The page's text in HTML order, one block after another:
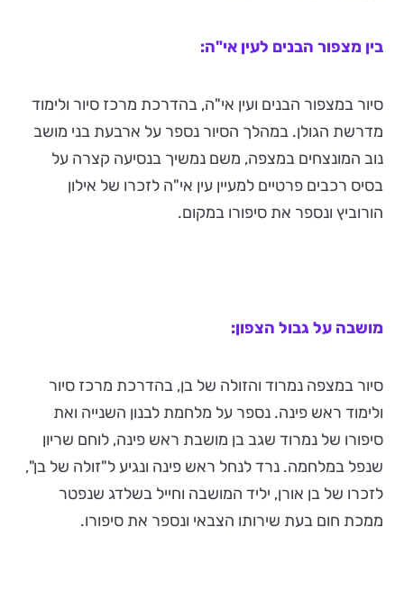
בין מצפור הבנים לעין אי"ה:
סיור במצפור הבנים ועין אי"ה, בהדרכת מרכז סיור ולימוד
מדרשת הגולן. במהלך הסיור נספר על ארבעת בני מושב
נוב המונצחים במצפה, משם נמשיך בנסיעה קצרה על
בסיס רכבים פרטיים למעיין עין אי"ה לזכרו של אילון
הורוביץ ונספר את סיפורו במקום.
מושבה על גבול הצפון:
סיור במצפה נמרוד והזולה של בן, בהדרכת מרכז סיור
ולימוד ראש פינה. נספר על מלחמת לבנון השנייה ואת
סיפורו של נמרוד שגב בן מושבת ראש פינה, לוחם שריון
שנפל במלחמה. נרד לנחל ראש פינה ונגיע ל"זולה של בן",
לזכרו של בן אורן, יליד המושבה וחייל בשלדג שנפטר
ממכת חום בעת שירותו הצבאי ונספר את סיפורו.